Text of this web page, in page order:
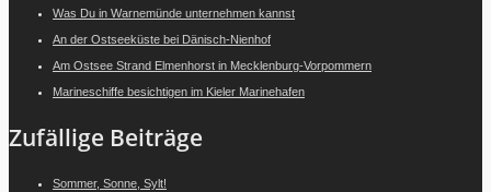
Was Du in Warnemünde unternehmen kannst
An der Ostseeküste bei Dänisch-Nienhof
Am Ostsee Strand Elmenhorst in Mecklenburg-Vorpommern
Marineschiffe besichtigen im Kieler Marinehafen
Zufällige Beiträge
Sommer, Sonne, Sylt!